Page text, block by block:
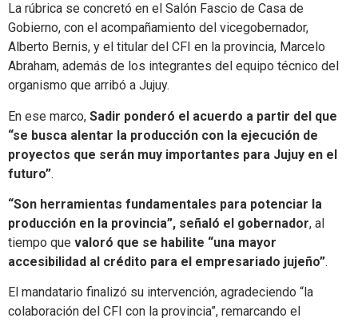
La rúbrica se concretó en el Salón Fascio de Casa de
Gobierno, con el acompañamiento del vicegobernador,
Alberto Bernis, y el titular del CFI en la provincia, Marcelo
Abraham, además de los integrantes del equipo técnico del
organismo que arribó a Jujuy.
En ese marco, Sadir ponderó el acuerdo a partir del que
“se busca alentar la producción con la ejecución de
proyectos que serán muy importantes para Jujuy en el
futuro”.
“Son herramientas fundamentales para potenciar la
producción en la provincia”, señaló el gobernador, al
tiempo que valoró que se habilite “una mayor
accesibilidad al crédito para el empresariado jujeño”.
El mandatario finalizó su intervención, agradeciendo “la
colaboración del CFI con la provincia”, remarcando el